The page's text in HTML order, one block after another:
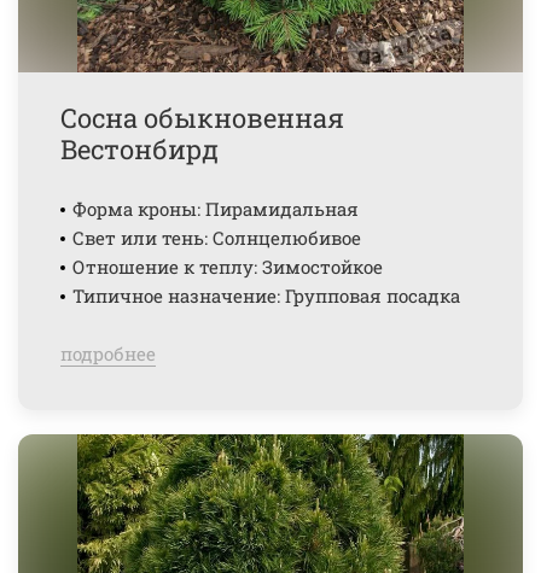
Сосна обыкновенная
Вестонбирд
Форма кроны: Пирамидальная
Свет или тень: Солнцелюбивое
Отношение к теплу: Зимостойкое
Типичное назначение: Групповая посадка
подробнее